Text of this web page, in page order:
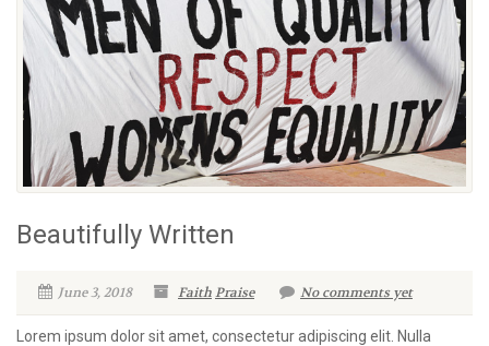
Beautifully Written
June 3, 2018 FaithPraise No comments yet
Lorem ipsum dolor sit amet, consectetur adipiscing elit. Nulla